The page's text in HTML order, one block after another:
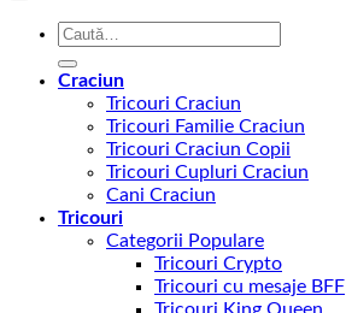
Caută
Craciun
Tricouri Craciun
Tricouri Familie Craciun
Tricouri Craciun Copii
Tricouri Cupluri Craciun
Cani Craciun
Tricouri
Categorii Populare
Tricouri Crypto
Tricouri cu mesaje BFF